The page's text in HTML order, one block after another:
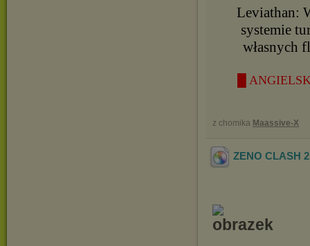
Leviathan:
systemie
własnych
█
z chomika Maassive-X
ZENO CLASH